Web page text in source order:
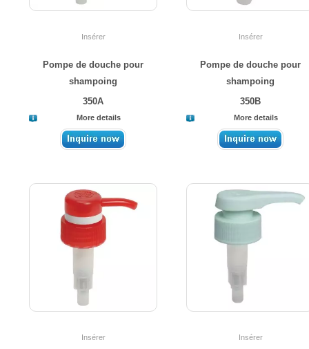
Insérer
Pompe de douche pour
shampoing
350A
More details
Insérer
Pompe de douche pour
shampoing
350B
More details
Insérer Insérer